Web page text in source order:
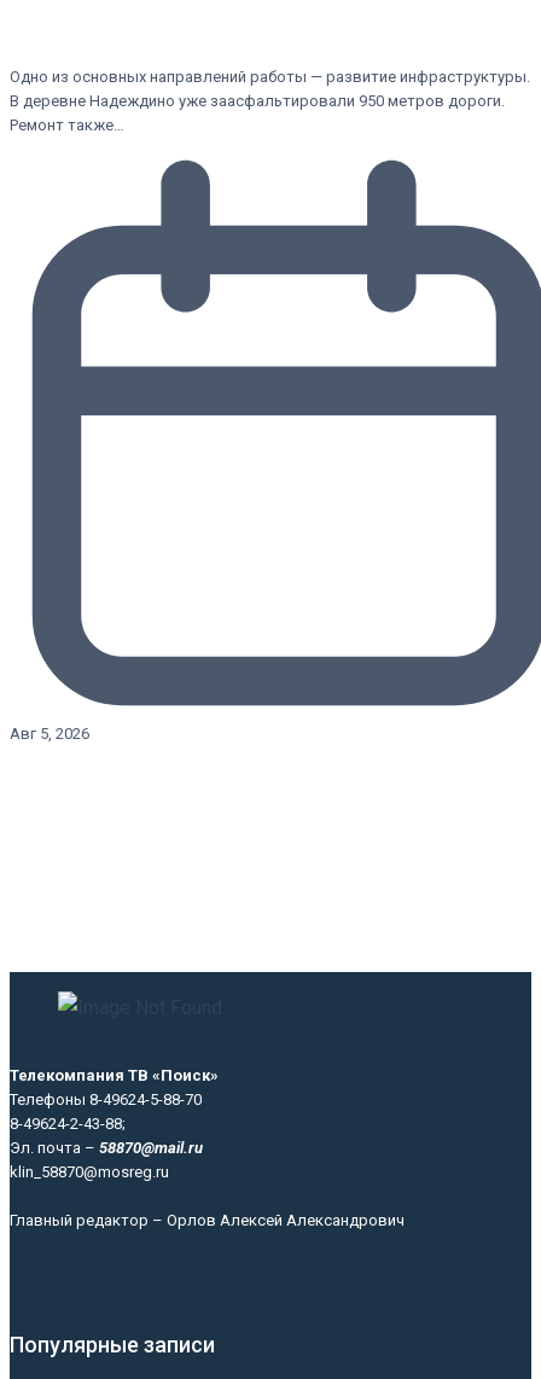
Одно из основных направлений работы — развитие инфраструктуры.
В деревне Надеждино уже заасфальтировали 950 метров дороги.
Ремонт также…
Авг 5, 2026
Телекомпания ТВ «Поиск»
Телефоны 8-49624-5-88-70
8-49624-2-43-88;
Эл. почта – 58870@mail.ru
klin_58870@mosreg.ru
Главный редактор – Орлов Алексей Александрович
Популярные записи